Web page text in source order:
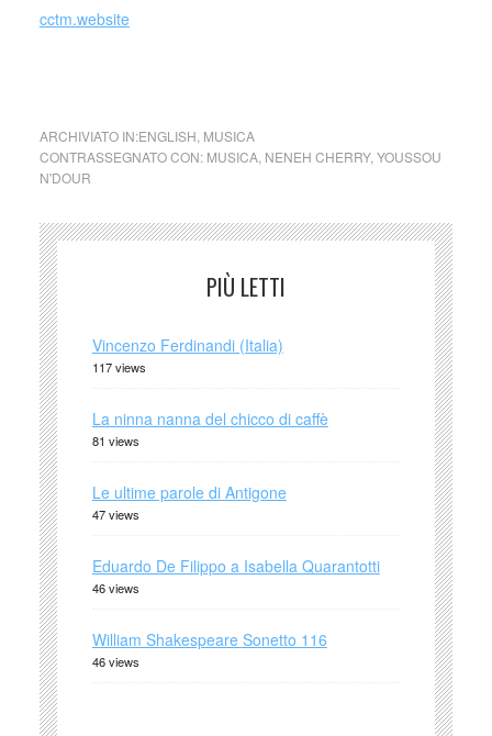
cctm.website
ARCHIVIATO IN:ENGLISH MUSICA
CONTRASSEGNATO CON: MUSICA, NENEH CHERRY, YOUSSOU
N'DOUR
PIÙ LETTI
Vincenzo Ferdinandi (Italia)
117 views
La ninna nanna del chicco di caffè
81 views
Le ultime parole di Antigone
47 views
Eduardo De Filippo a Isabella Quarantotti
46 views
William Shakespeare Sonetto 116
46 views